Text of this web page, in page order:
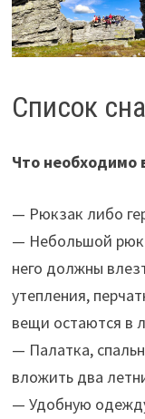
Список
Что необходимо
— Рюкзак либо
— Небольшой
него должны
утепления,
вещи остаются в
— Палатка,
вложить два
— Удобную